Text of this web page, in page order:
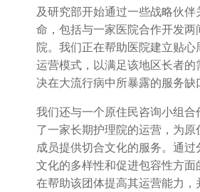
及研究部开始通过一些战略伙伴
命，包括与一家医院合作开发两
院。我们正在帮助医院建立贴心
运营模式，以满足该地区长者
决在大流行病中所暴露的服务缺
我们还与一个原住民咨询小组合
了一家长期护理院的运营，为原
成员提供切合文化的服务。通过
文化的多样性和促进包容性方
在帮助该团体提高其运营能力